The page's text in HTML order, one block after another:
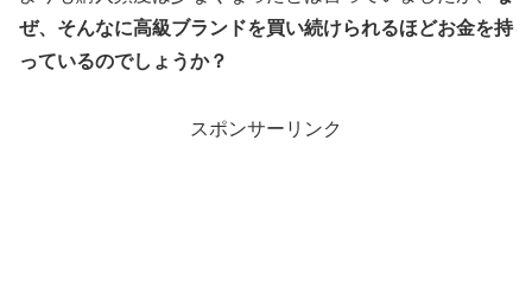
ぜ、そんなに高級ブランドを買い続けられるほどお金を持
っているのでしょうか？
スポンサーリンク